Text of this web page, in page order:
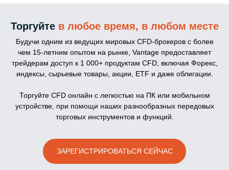
Торгуйте в любое время, в любом месте
Будучи одним из ведущих мировых CFD-брокеров с более
чем 15-летним опытом на рынке, Vantage предоставляет
трейдерам доступ к 1 000+ продуктам CFD, включая Форекс,
индексы, сырьевые товары, акции, ETF и даже облигации.
Торгуйте CFD онлайн с легкостью на ПК или мобильном
устройстве, при помощи наших разнообразных передовых
торговых инструментов и функций.
ЗАРЕГИСТРИРОВАТЬСЯ СЕЙЧАС